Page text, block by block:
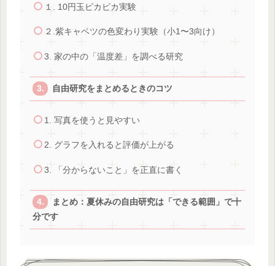
１. 10円玉ピカピカ実験
２.紫キャベツの色変わり実験（小1〜3向け）
3. 家の中の「温度差」を調べる研究
自由研究をまとめるときのコツ
1. 写真を使うと見やすい
2. グラフを入れると評価が上がる
3. 「分からないこと」を正直に書く
まとめ：夏休みの自由研究は「できる範囲」で十
分です